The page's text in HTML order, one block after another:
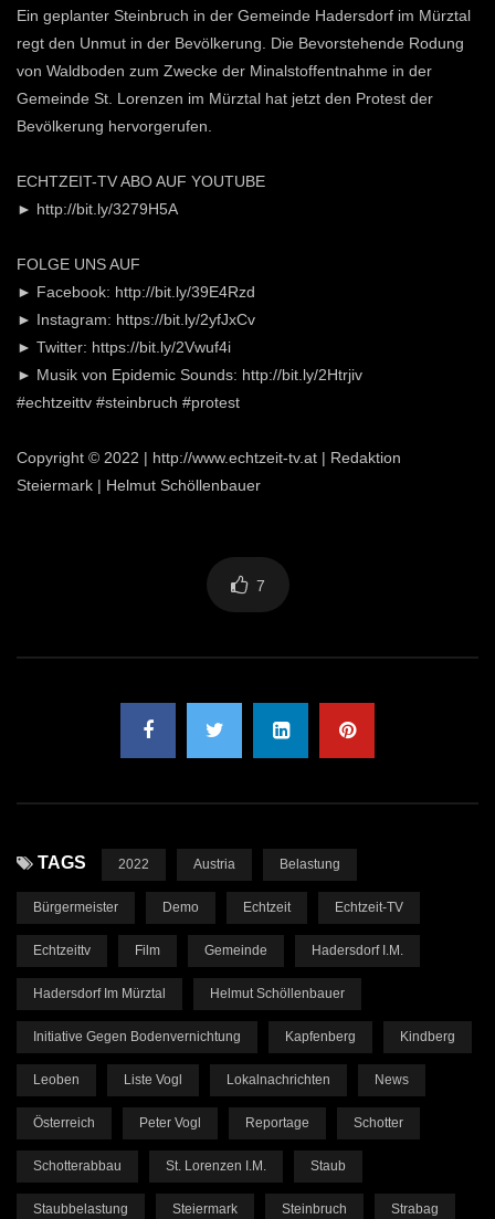
Ein geplanter Steinbruch in der Gemeinde Hadersdorf im Mürztal
regt den Unmut in der Bevölkerung. Die Bevorstehende Rodung
von Waldboden zum Zwecke der Minalstoffentnahme in der
Gemeinde St. Lorenzen im Mürztal hat jetzt den Protest der
Bevölkerung hervorgerufen.
ECHTZEIT-TV ABO AUF YOUTUBE
► http://bit.ly/3279H5A
FOLGE UNS AUF
► Facebook: http://bit.ly/39E4Rzd
► Instagram: https://bit.ly/2yfJxCv
► Twitter: https://bit.ly/2Vwuf4i
► Musik von Epidemic Sounds: http://bit.ly/2Htrjiv
#echtzeittv #steinbruch #protest
Copyright © 2022 | http://www.echtzeit-tv.at | Redaktion
Steiermark | Helmut Schöllenbauer
7
TAGS 2022 Austria Belastung
Bürgermeister Demo Echtzeit Echtzeit-TV
Echtzeittv Film Gemeinde Hadersdorf I.M.
Hadersdorf Im Mürztal Helmut Schöllenbauer
Initiative Gegen Bodenvernichtung Kapfenberg Kindberg
Leoben Liste Vogl Lokalnachrichten News
Österreich Peter Vogl Reportage Schotter
Schotterabbau St. Lorenzen I.M. Staub
Staubbelastung Steiermark Steinbruch Strabag